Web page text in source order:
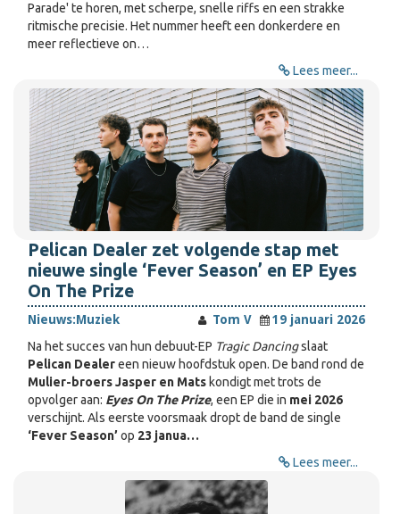
Parade' te horen, met scherpe, snelle riffs en een strakke
ritmische precisie. Het nummer heeft een donkerdere en
meer reflectieve on…
Lees meer...
Pelican Dealer zet volgende stap met
nieuwe single ‘Fever Season’ en EP Eyes
On The Prize
Nieuws:Muziek Tom V
19 januari 2026
Na het succes van hun debuut-EP Tragic Dancingslaat
Pelican Dealereen nieuw hoofdstuk open. De band rond de
Mulier-broers Jasper en Mats kondigt met trots de
opvolger aan: Eyes On The Prize, een EP die in mei 2026
verschijnt. Als eerste voorsmaak dropt de band de single
‘Fever Season’ op 23 janua…
Lees meer...